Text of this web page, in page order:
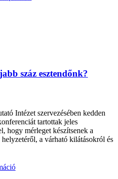
száz esztendőnk?
Intézet szervezésében kedden
tartottak jeles
hogy mérleget készítsenek a
a várható kilátásokról és